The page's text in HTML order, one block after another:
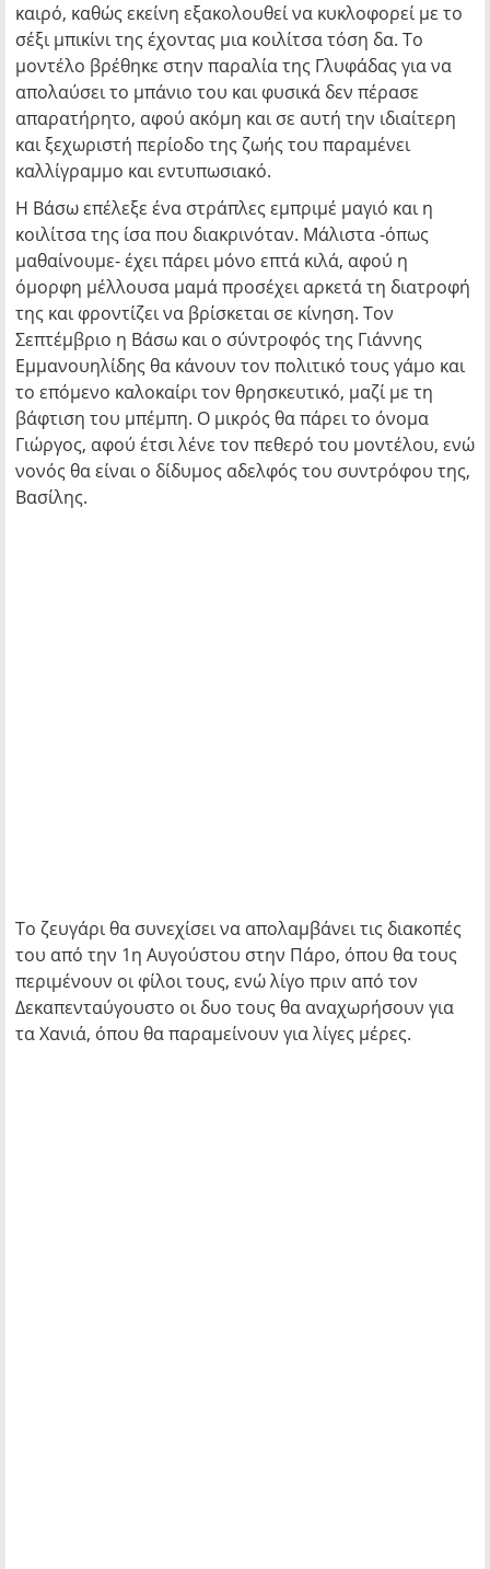
καιρό, καθώς εκείνη εξακολουθεί να κυκλοφορεί με το
σέξι μπικίνι της έχοντας μια κοιλίτσα τόση δα. Το
μοντέλο βρέθηκε στην παραλία της Γλυφάδας για να
απολαύσει το μπάνιο του και φυσικά δεν πέρασε
απαρατήρητο, αφού ακόμη και σε αυτή την ιδιαίτερη
και ξεχωριστή περίοδο της ζωής του παραμένει
καλλίγραμμο και εντυπωσιακό.
Η Βάσω επέλεξε ένα στράπλες εμπριμέ μαγιό και η
κοιλίτσα της ίσα που διακρινόταν. Μάλιστα -όπως
μαθαίνουμε- έχει πάρει μόνο επτά κιλά, αφού η
όμορφη μέλλουσα μαμά προσέχει αρκετά τη διατροφή
της και φροντίζει να βρίσκεται σε κίνηση. Τον
Σεπτέμβριο η Βάσω και ο σύντροφός της Γιάννης
Εμμανουηλίδης θα κάνουν τον πολιτικό τους γάμο και
το επόμενο καλοκαίρι τον θρησκευτικό, μαζί με τη
βάφτιση του μπέμπη. Ο μικρός θα πάρει το όνομα
Γιώργος, αφού έτσι λένε τον πεθερό του μοντέλου, ενώ
νονός θα είναι ο δίδυμος αδελφός του συντρόφου της,
Βασίλης.
Το ζευγάρι θα συνεχίσει να απολαμβάνει τις διακοπές
του από την 1η Αυγούστου στην Πάρο, όπου θα τους
περιμένουν οι φίλοι τους, ενώ λίγο πριν από τον
Δεκαπενταύγουστο οι δυο τους θα αναχωρήσουν για
τα Χανιά, όπου θα παραμείνουν για λίγες μέρες.